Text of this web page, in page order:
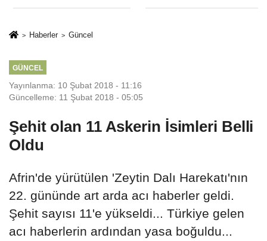
açıkladı
Haberler Güncel
GÜNCEL
Yayınlanma: 10 Şubat 2018 - 11:16
Güncelleme: 11 Şubat 2018 - 05:05
Şehit olan 11 Askerin İsimleri Belli
Oldu
Afrin'de yürütülen 'Zeytin Dalı Harekatı'nın
22. gününde art arda acı haberler geldi.
Şehit sayısı 11'e yükseldi... Türkiye gelen
acı haberlerin ardından yasa boğuldu... ​​​​​​​